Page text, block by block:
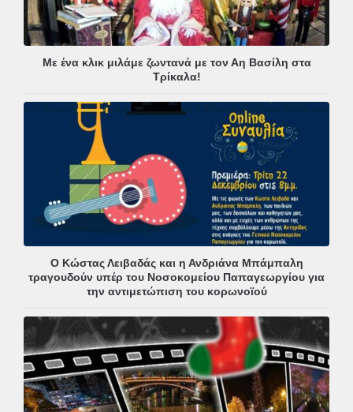
Με ένα κλικ μιλάμε ζωντανά με τον Αη Βασίλη στα
Τρίκαλα!
Ο Κώστας Λειβαδάς και η Ανδριάνα Μπάμπαλη
τραγουδούν υπέρ του Νοσοκομείου Παπαγεωργίου για
την αντιμετώπιση του κορωνοϊού